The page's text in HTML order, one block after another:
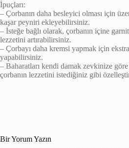
İpuçları:
– Çorbanın daha besleyici olması için
kaşar peyniri ekleyebilirsiniz.
– İsteğe bağlı olarak, çorbanın içine
lezzetini artırabilirsiniz.
– Çorbayı daha kremsi yapmak için
yapabilirsiniz.
– Baharatları kendi damak zevkinize
çorbanın lezzetini istediğiniz gibi
Bir Yorum Yazın